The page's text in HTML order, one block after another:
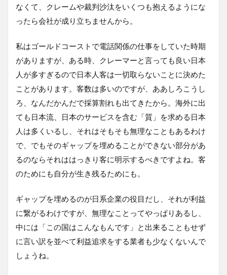
なくて、クレームや裁判沙汰をいくつも抱えるようにな
ったら会社が成り立ちませんから。
私はゴールドコーストで電話関係の仕事をしていた時期
がありますが、ある時、クレーマーと言っても良い日本
人が多すぎるので日本人客は一切取らないことに決めた
ことがあります。客数は多いのですが、ああしろこうし
ろ、なんだかんだで採算割れも出てきたから。海外に出
ても日本流、日本のサービスを含む「質」を求める日本
人は多くいるし、それはそもそも無理なこともあるわけ
で、でもそのギャップを埋めることができない部分があ
るのならそれははっきり客に明示するべきですよね。客
のためにも自分が生き残るためにも。
ギャップを埋めるのが日系企業の役目だし、それが利益
に繋がるわけですが、無理なことってやっぱりあるし、
中には「この国はこんなもんです」と出来ることもせず
に言い訳を並べて利益追求をする業者も少なくないんで
しょうね。